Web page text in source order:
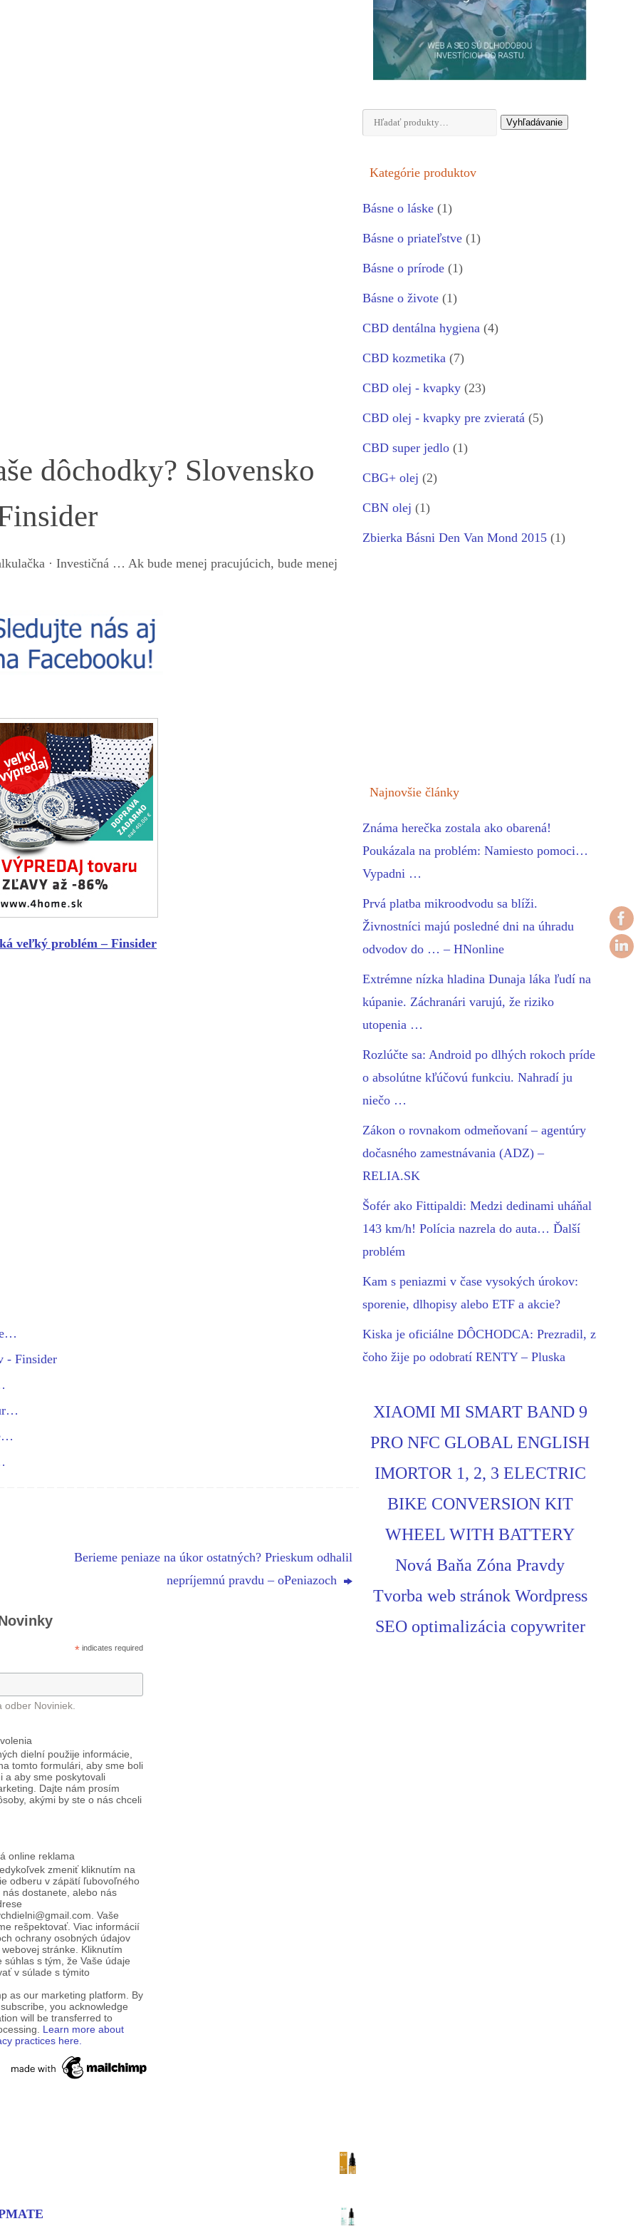
dôchodky? Slovensko
· Investičná … Ak bude menej pracujúcich, bude menej
veľký problém – Finsider
- Finsider
Berieme peniaze na úkor ostatných? Prieskum odhalil
nepríjemnú pravdu – oPeniazoch
* indicates required
Noviniek.
dielní použije informácie,
tomto formulári, aby sme boli
a aby sme poskytovali
Dajte nám prosím
akými by ste o nás chceli
online reklama
zmeniť kliknutím na
odberu v zápätí ľubovoľného
dostanete, alebo nás
Vaše
rešpektovať. Viac informácií
ochrany osobných údajov
stránke. Kliknutím
súhlas s tým, že Vaše údaje
v súlade s týmito
as our marketing platform. By
you acknowledge
will be transferred to
Learn more about
practices here.
Hľadať: Vyhľadávanie
Kategórie produktov
Básne o láske (1)
Básne o priateľstve (1)
Básne o prírode (1)
Básne o živote (1)
CBD dentálna hygiena (4)
CBD kozmetika (7)
CBD olej - kvapky (23)
CBD olej - kvapky pre zvieratá (5)
CBD super jedlo (1)
CBG+ olej (2)
CBN olej (1)
Zbierka Básni Den Van Mond 2015 (1)
Najnovšie články
Známa herečka zostala ako obarená!
Poukázala na problém: Namiesto pomoci…
Vypadni …
Prvá platba mikroodvodu sa blíži.
Živnostníci majú posledné dni na úhradu
odvodov do … – HNonline
Extrémne nízka hladina Dunaja láka ľudí na
kúpanie. Záchranári varujú, že riziko
utopenia …
Rozlúčte sa: Android po dlhých rokoch príde
o absolútne kľúčovú funkciu. Nahradí ju
niečo …
Zákon o rovnakom odmeňovaní – agentúry
dočasného zamestnávania (ADZ) –
RELIA.SK
Šofér ako Fittipaldi: Medzi dedinami uháňal
143 km/h! Polícia nazrela do auta… Ďalší
problém
Kam s peniazmi v čase vysokých úrokov:
sporenie, dlhopisy alebo ETF a akcie?
Kiska je oficiálne DÔCHODCA: Prezradil, z
čoho žije po odobratí RENTY – Pluska
XIAOMI MI SMART BAND 9
PRO NFC GLOBAL ENGLISH
IMORTOR 1, 2, 3 ELECTRIC
BIKE CONVERSION KIT
WHEEL WITH BATTERY
Nová Baňa Zóna Pravdy
Tvorba web stránok Wordpress
SEO optimalizácia copywriter